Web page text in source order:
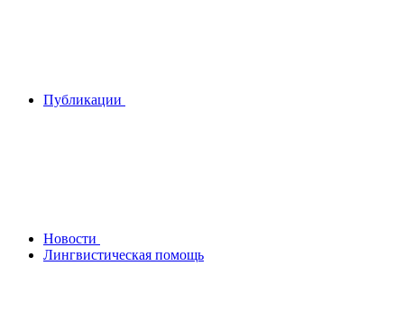
Публикации
Новости
Лингвистическая помощь